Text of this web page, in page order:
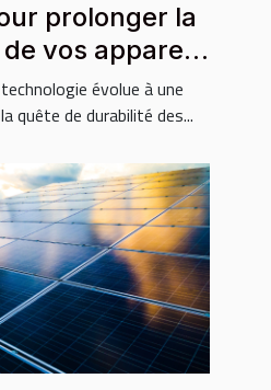
prolonger la
vos appareils
évolue à une
quête de durabilité des...